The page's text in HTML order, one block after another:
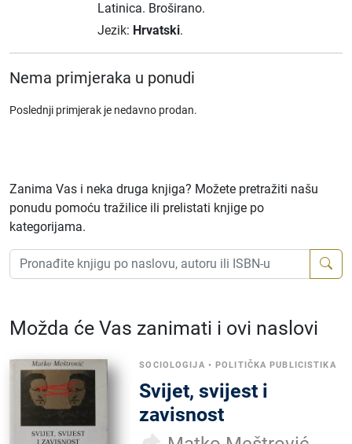
Latinica. Broširano.
Jezik: Hrvatski.
Nema primjeraka u ponudi
Poslednji primjerak je nedavno prodan.
Zanima Vas i neka druga knjiga? Možete pretražiti našu
ponudu pomoću tražilice ili prelistati knjige po
kategorijama.
Možda će Vas zanimati i ovi naslovi
SOCIOLOGIJA •POLITIČKA PUBLICISTIKA
Svijet, svijest i
zavisnost